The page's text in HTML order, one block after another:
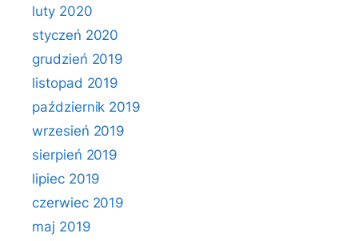
luty 2020
styczeń 2020
grudzień 2019
listopad 2019
październik 2019
wrzesień 2019
sierpień 2019
lipiec 2019
czerwiec 2019
maj 2019